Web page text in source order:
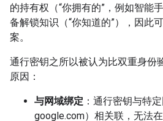
的持有权（“你拥有的”，例如智能
备解锁知识（“你知道的”），因此
案。
通行密钥之所以被认为比双重身份
原因：
与网域绑定 ：通行密钥与特
google.com）相关联，无法